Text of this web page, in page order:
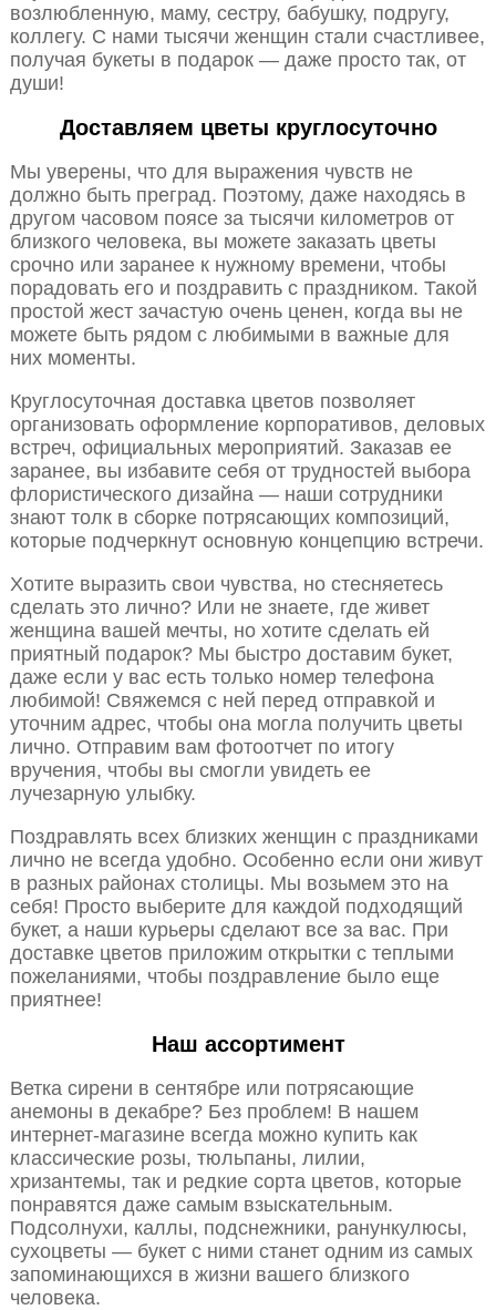
возлюбленную, маму, сестру, бабушку, подругу,
коллегу. С нами тысячи женщин стали счастливее,
получая букеты в подарок — даже просто так, от
души!
Доставляем цветы круглосуточно
Мы уверены, что для выражения чувств не
должно быть преград. Поэтому, даже находясь в
другом часовом поясе за тысячи километров от
близкого человека, вы можете заказать цветы
срочно или заранее к нужному времени, чтобы
порадовать его и поздравить с праздником. Такой
простой жест зачастую очень ценен, когда вы не
можете быть рядом с любимыми в важные для
них моменты.
Круглосуточная доставка цветов позволяет
организовать оформление корпоративов, деловых
встреч, официальных мероприятий. Заказав ее
заранее, вы избавите себя от трудностей выбора
флористического дизайна — наши сотрудники
знают толк в сборке потрясающих композиций,
которые подчеркнут основную концепцию встречи.
Хотите выразить свои чувства, но стесняетесь
сделать это лично? Или не знаете, где живет
женщина вашей мечты, но хотите сделать ей
приятный подарок? Мы быстро доставим букет,
даже если у вас есть только номер телефона
любимой! Свяжемся с ней перед отправкой и
уточним адрес, чтобы она могла получить цветы
лично. Отправим вам фотоотчет по итогу
вручения, чтобы вы смогли увидеть ее
лучезарную улыбку.
Поздравлять всех близких женщин с праздниками
лично не всегда удобно. Особенно если они живут
в разных районах столицы. Мы возьмем это на
себя! Просто выберите для каждой подходящий
букет, а наши курьеры сделают все за вас. При
доставке цветов приложим открытки с теплыми
пожеланиями, чтобы поздравление было еще
приятнее!
Наш ассортимент
Ветка сирени в сентябре или потрясающие
анемоны в декабре? Без проблем! В нашем
интернет-магазине всегда можно купить как
классические розы, тюльпаны, лилии,
хризантемы, так и редкие сорта цветов, которые
понравятся даже самым взыскательным.
Подсолнухи, каллы, подснежники, ранункулюсы,
сухоцветы — букет с ними станет одним из самых
запоминающихся в жизни вашего близкого
человека.